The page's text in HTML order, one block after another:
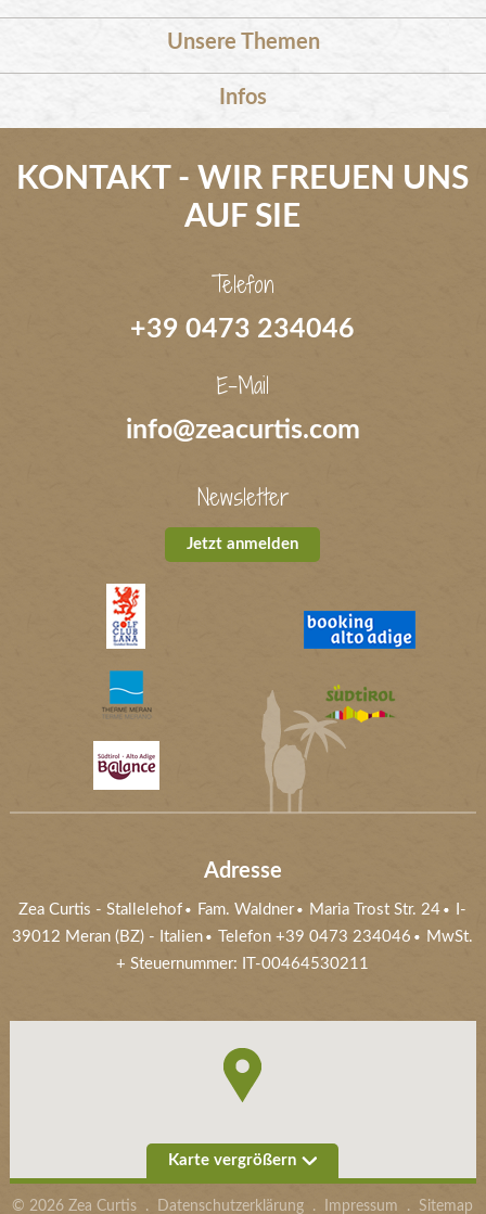
Unsere Themen
Infos
KONTAKT - WIR FREUEN UNS
AUF SIE
Telefon
+39 0473 234046
E-Mail
info@zeacurtis.com
Newsletter
Jetzt anmelden
Adresse
Zea Curtis -Stallelehof Fam. Waldner Maria Trost Str. 24
I-
39012 Meran (BZ) - Italien Telefon +39 0473 234046
MwSt.
+ Steuernummer: IT-00464530211
Karte vergrößern
© 2026 Zea Curtis . Datenschutzerklärung . Impressum .Sitemap